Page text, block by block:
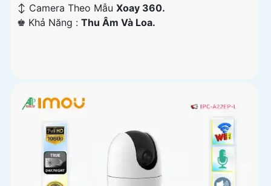
↕️ Camera Theo Mẫu Xoay 360.
️♚ Khả Năng : Thu Âm Và Loa.